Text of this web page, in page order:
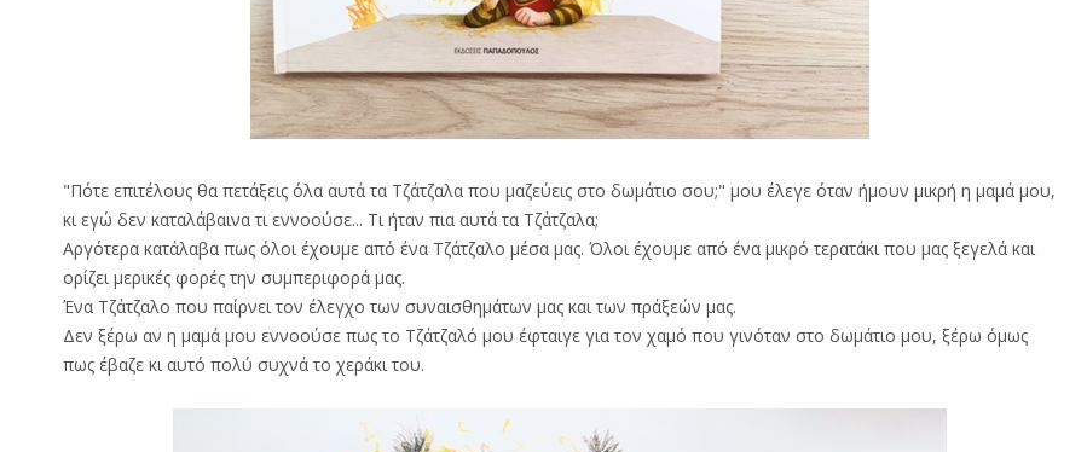
"Πότε επιτέλους θα πετάξεις όλα αυτά τα Τζάτζαλα που μαζεύεις στο δωμάτιο σου;" μου έλεγε όταν ήμουν μικρή η μαμά μου,
κι εγώ δεν καταλάβαινα τι εννοούσε... Τι ήταν πια αυτά τα Τζάτζαλα;
Αργότερα κατάλαβα πως όλοι έχουμε από ένα Τζάτζαλο μέσα μας. Όλοι έχουμε από ένα μικρό τερατάκι που μας ξεγελά και
ορίζει μερικές φορές την συμπεριφορά μας.
Ένα Τζάτζαλο που παίρνει τον έλεγχο των συναισθημάτων μας και των πράξεών μας.
Δεν ξέρω αν η μαμά μου εννοούσε πως το Τζάτζαλό μου έφταιγε για τον χαμό που γινόταν στο δωμάτιο μου, ξέρω όμως
πως έβαζε κι αυτό πολύ συχνά το χεράκι του.